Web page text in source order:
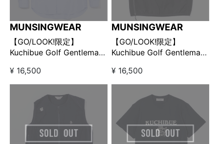
MUNSINGWEAR
【GO/LOOK!限定】
Kuchibue Golf Gentleman
ウンオックスシャツ ブルー
¥ 16,500
MUNSINGWEAR
【GO/LOOK!限定】
Kuchibue Golf Gentleman
バーベスト ブラック
¥ 16,500